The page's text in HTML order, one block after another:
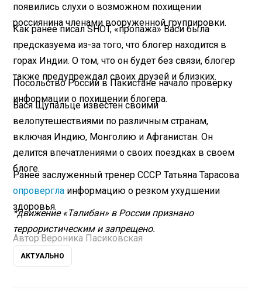
появились слухи о возможном похищении
россиянина членами вооруженной группировки.
Как ранее писал SHOT, «пропажа» Васи была
предсказуема из-за того, что блогер находится в
горах Индии. О том, что он будет без связи, блогер
также предупреждал своих друзей и близких.
Посольство России в Пакистане начало проверку
информации о похищении блогера.
Вася Щупальце известен своими
велопутешествиями по различным странам,
включая Индию, Монголию и Афганистан. Он
делится впечатлениями о своих поездках в своем
блоге.
Ранее заслуженный тренер СССР Татьяна Тарасова
опровергла информацию о резком ухудшении
здоровья.
*движение «Талибан» в России признано
террористическим и запрещено.
Автор: Вероника Пасиковская
АКТУАЛЬНО